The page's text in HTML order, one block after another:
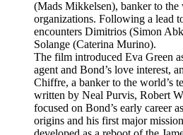
(Mads Mikkelsen), banker to the
organizations. Following a lead
encounters Dimitrios (Simon
Solange (Caterina Murino).
The film introduced Eva Green
agent and Bond’s love interest,
Chiffre, a banker to the world’s
written by Neal Purvis, Robert
focused on Bond’s early career
origins and his first major